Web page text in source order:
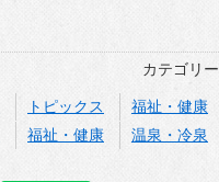
カテゴリー
トピックス
福祉・健康
福祉・健康 温泉・冷泉